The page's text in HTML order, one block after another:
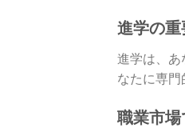
進学の重
進学は、あ
なたに専門
職業市